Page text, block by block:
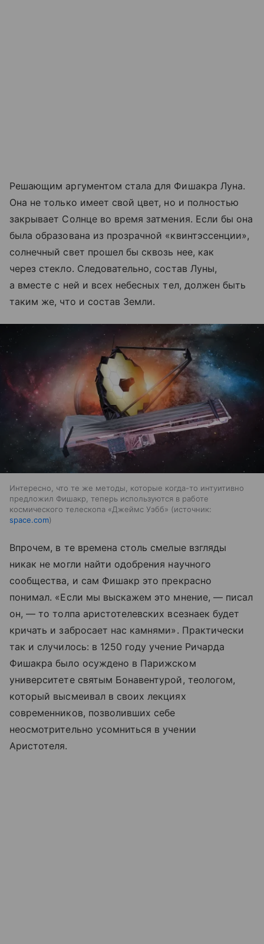
Решающим аргументом стала для Фишакра Луна.
Она не только имеет свой цвет, но и полностью
закрывает Солнце во время затмения. Если бы она
была образована из прозрачной «квинтэссенции»,
солнечный свет прошел бы сквозь нее, как
через стекло. Следовательно, состав Луны,
а вместе с ней и всех небесных тел, должен быть
таким же, что и состав Земли.
Интересно, что те же методы, которые когда-то интуитивно
предложил Фишакр, теперь используются в работе
космического телескопа «Джеймс Уэбб»
источник:
space.com
Впрочем, в те времена столь смелые взгляды
никак не могли найти одобрения научного
сообщества, и сам Фишакр это прекрасно
понимал. «Если мы выскажем это мнение, — писал
он, — то толпа аристотелевских всезнаек будет
кричать и забросает нас камнями». Практически
так и случилось: в 1250 году учение Ричарда
Фишакра было осуждено в Парижском
университете святым Бонавентурой, теологом,
который высмеивал в своих лекциях
современников, позволивших себе
неосмотрительно усомниться в учении
Аристотеля.